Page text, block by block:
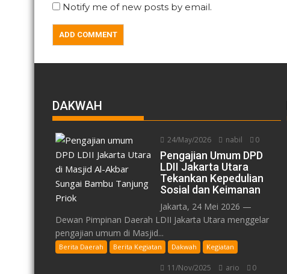
Notify me of new posts by email.
DAKWAH
24/May/2026 nabil 0
Pengajian Umum DPD
LDII Jakarta Utara
Tekankan Kepedulian
Sosial dan Keimanan
Jakarta, 24 Mei 2026 —
Dewan Pimpinan Daerah LDII Jakarta Utara menggelar
pengajian umum di Masjid...
Berita Daerah Berita Kegiatan Dakwah Kegiatan
11/Nov/2025 ario 0